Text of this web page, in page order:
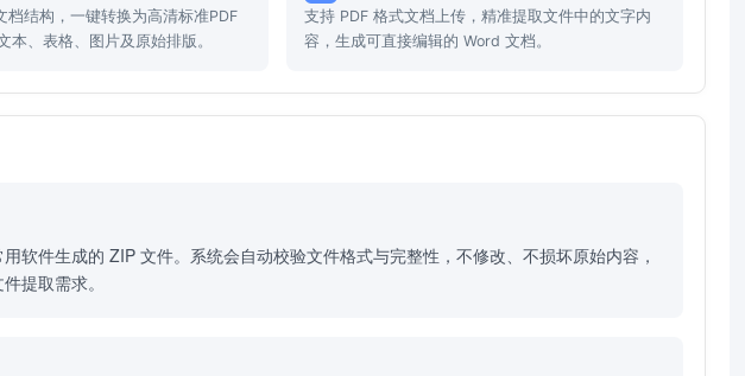
档结构，一键转换为高清标准PDF
本、表格、图片及原始排版。
支持 PDF 格式文档上传，精准提取文件中的文字内
容，生成可直接编辑的 Word 文档。
软件生成的 ZIP 文件。系统会自动校验文件格式与完整性，不修改、不损坏原始内容，
提取需求。